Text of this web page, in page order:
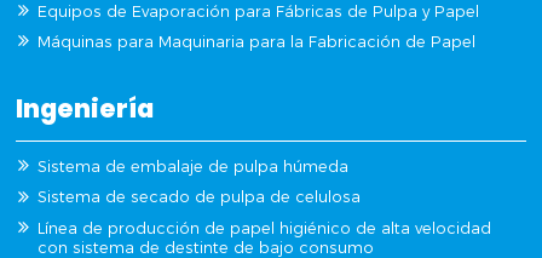
Equipos de Evaporación para Fábricas de Pulpa y Papel
Máquinas para Maquinaria para la Fabricación de Papel
Ingeniería
Sistema de embalaje de pulpa húmeda
Sistema de secado de pulpa de celulosa
Línea de producción de papel higiénico de alta velocidad
con sistema de destinte de bajo consumo